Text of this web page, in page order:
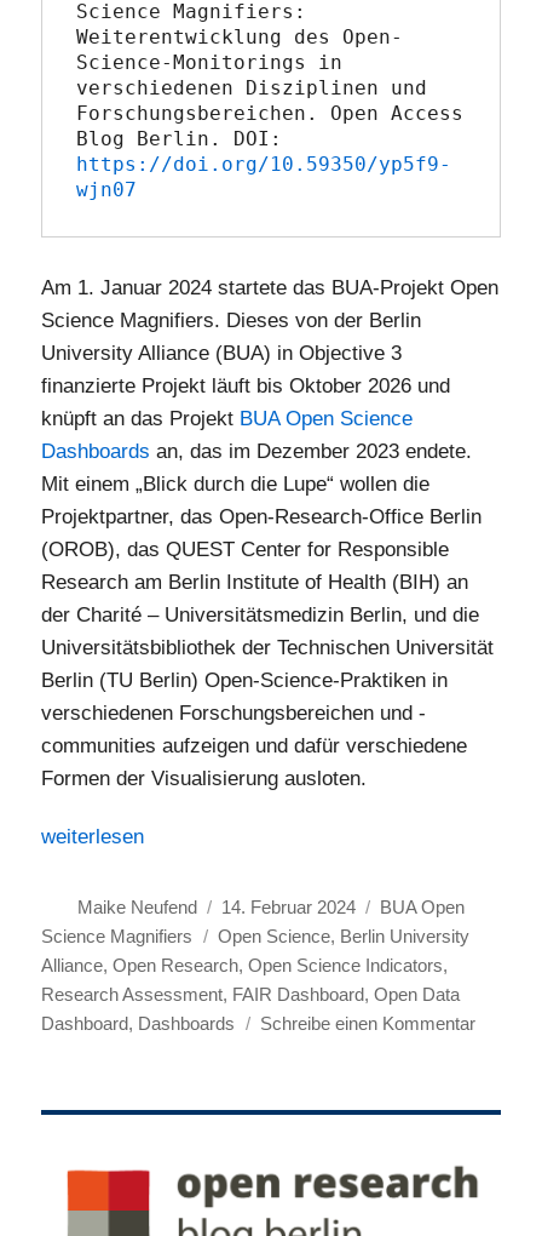
Science Magnifiers:
Weiterentwicklung des Open-
Science-Monitorings in
verschiedenen Disziplinen und
Forschungsbereichen. Open Access
https://doi.org/10.59350/yp5f9-
wjn07
Am 1. Januar 2024 startete das BUA-Projekt Open
Science Magnifiers. Dieses von der Berlin
University Alliance (BUA) in Objective 3
finanzierte Projekt läuft bis Oktober 2026 und
knüpft an das Projekt BUA Open Science
Dashboards an, das im Dezember 2023 endete.
Mit einem „Blick durch die Lupe“ wollen die
Projektpartner, das Open-Research-Office Berlin
(OROB), das QUEST Center for Responsible
Research am Berlin Institute of Health (BIH) an
der Charité – Universitätsmedizin Berlin, und die
Universitätsbibliothek der Technischen Universität
Berlin (TU Berlin) Open-Science-Praktiken in
verschiedenen Forschungsbereichen und -
communities aufzeigen und dafür verschiedene
Formen der Visualisierung ausloten.
„Das Projekt BUA Open Science Magnifiers:
weiterlesen
Autor
Maike Neufend
Veröffentlicht
am
14. Februar 2024 Kategorien
BUA Open
Science Magnifiers
Schlagwörter
Open Science, Berlin University
Alliance,Open Research,Open Science Indicators,
Research Assessment, FAIR Dashboard,Open Data
Dashboard, Dashboards Schreibe einen Kommentarzu
BUA